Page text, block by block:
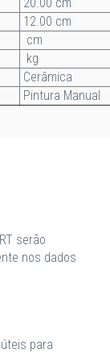
12.00 cm
cm
kg
Cerâmica
Pintura Manual
serão
nos dados
para